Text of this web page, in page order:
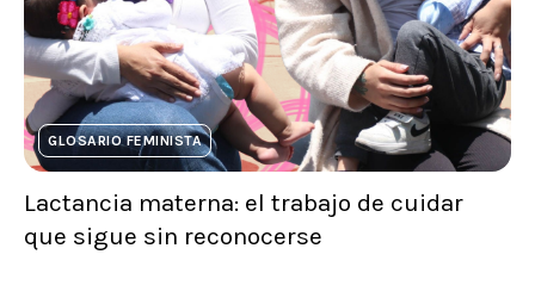
GLOSARIO FEMINISTA
Lactancia materna: el trabajo de cuidar
que sigue sin reconocerse